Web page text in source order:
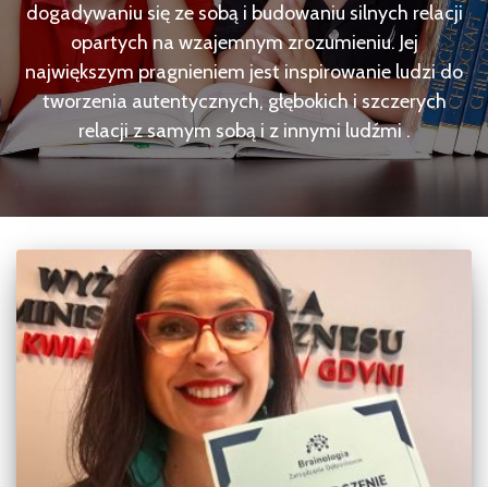
dogadywaniu się ze sobą i budowaniu silnych relacji
opartych na wzajemnym zrozumieniu. Jej
największym pragnieniem jest inspirowanie ludzi do
tworzenia autentycznych, głębokich i szczerych
relacji z samym sobą i z innymi ludźmi .